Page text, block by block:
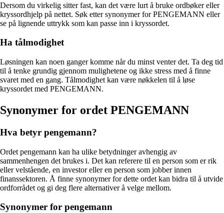
Dersom du virkelig sitter fast, kan det være lurt å bruke ordbøker eller
kryssordhjelp på nettet. Søk etter synonymer for PENGEMANN eller
se på lignende uttrykk som kan passe inn i kryssordet.
Ha tålmodighet
Løsningen kan noen ganger komme når du minst venter det. Ta deg tid
til å tenke grundig gjennom mulighetene og ikke stress med å finne
svaret med en gang. Tålmodighet kan være nøkkelen til å løse
kryssordet med PENGEMANN.
Synonymer for ordet PENGEMANN
Hva betyr pengemann?
Ordet pengemann kan ha ulike betydninger avhengig av
sammenhengen det brukes i. Det kan referere til en person som er rik
eller velstående, en investor eller en person som jobber innen
finanssektoren. Å finne synonymer for dette ordet kan bidra til å utvide
ordforrådet og gi deg flere alternativer å velge mellom.
Synonymer for pengemann